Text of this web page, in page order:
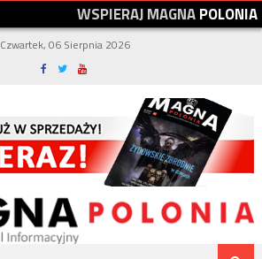
WSPIERAJMAGNAPOLONIA
Czwartek, 06 Sierpnia 2026